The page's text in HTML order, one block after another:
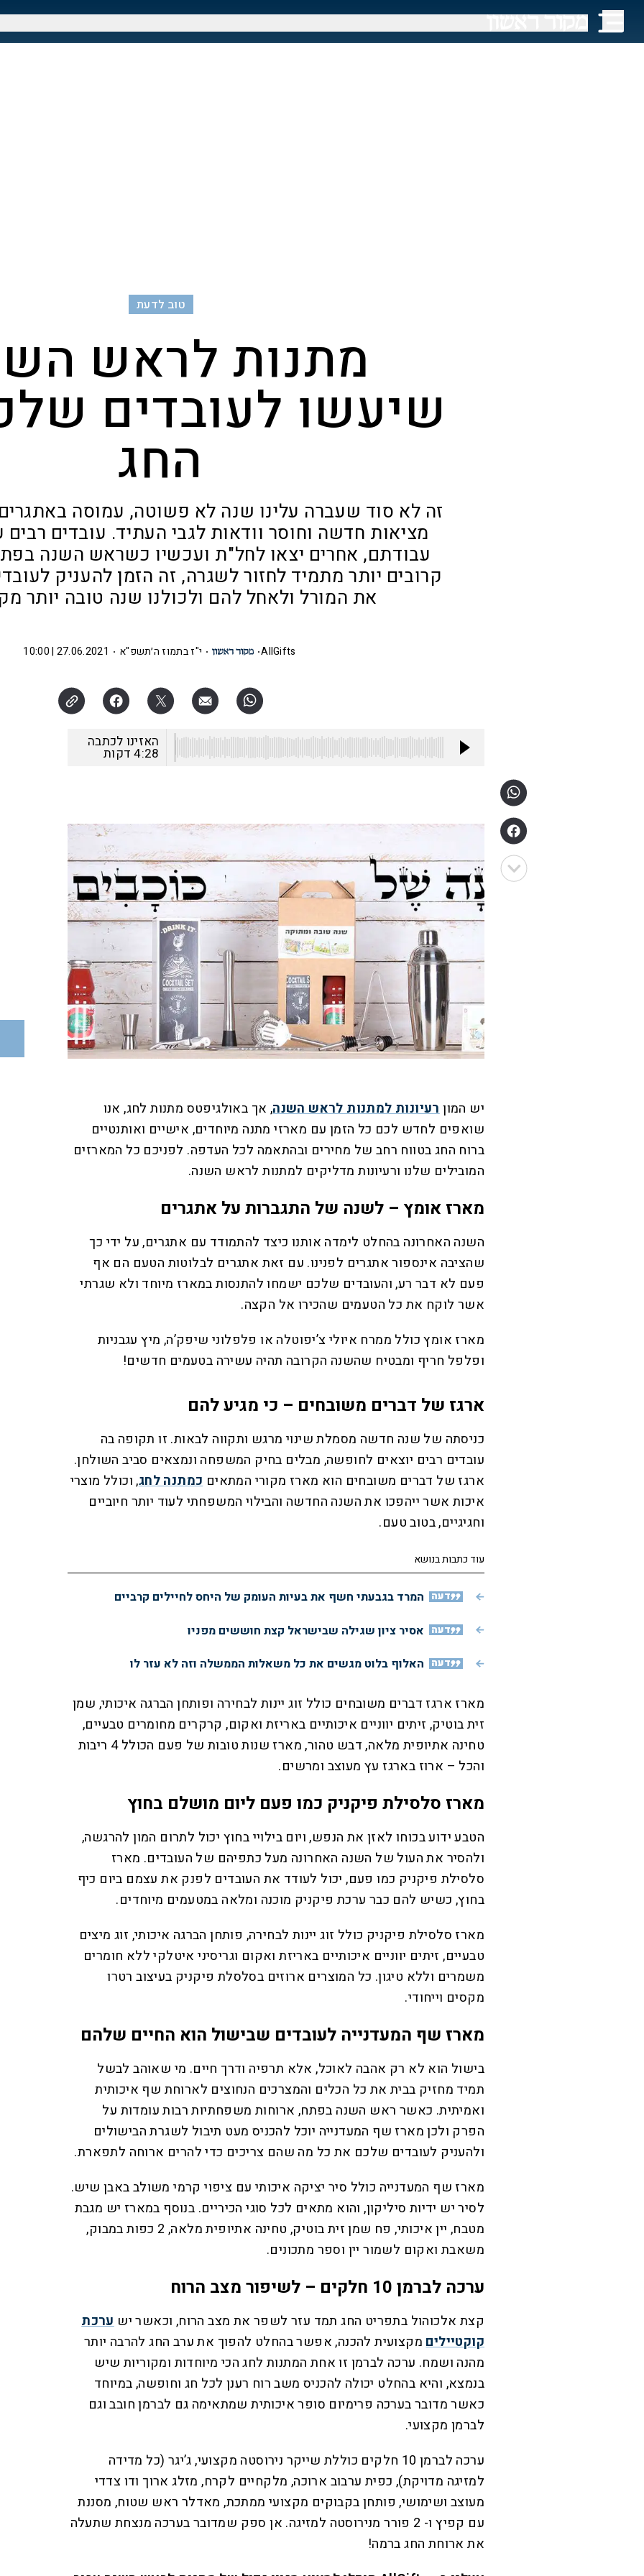
טוב לדעת
מתנות לראש
שיעשו לעובדים
החג
זה לא סוד שעברה עלינו שנה לא פשוטה, עמוסה
מציאות חדשה וחוסר וודאות לגבי העתיד. עובדים
עבודתם, אחרים יצאו לחל"ת ועכשיו כשראש השנה
קרובים יותר מתמיד לחזור לשגרה, זה הזמן להעניק
את המורל ולאחל להם ולכולנו שנה טובה יותר
AllGifts י"ז בתמוז ה׳תשפ"א 27.06.2021 | 10:00
האזינו לכתבה
4:28דקות
יש המוןרעיונות למתנות לראש השנה, אך באולגיפטס מתנות לחג, אנו
שואפים לחדש לכם כל הזמן עם מארזי מתנה מיוחדים, אישיים ואותנטיים
ברוח החג בטווח רחב של מחירים ובהתאמה לכל העדפה. לפניכם כל המארזים
המובילים שלנו ורעיונות מדליקים למתנות לראש השנה.
מארז אומץ – לשנה של התגברות על אתגרים
השנה האחרונה בהחלט לימדה אותנו כיצד להתמודד עם אתגרים, על ידי כך
שהציבה אינספור אתגרים לפנינו. עם זאת אתגרים לבלוטות הטעם הם אף
פעם לא דבר רע, והעובדים שלכם ישמחו להתנסות במארז מיוחד ולא שגרתי
אשר לוקח את כל הטעמים שהכירו אל הקצה.
מארז אומץ כולל ממרח איולי צ’יפוטלה או פלפלוני שיפק’ה, מיץ עגבניות
ופלפל חריף ומבטיח שהשנה הקרובה תהיה עשירה בטעמים חדשים!
ארגז של דברים משובחים – כי מגיע להם
כניסתה של שנה חדשה מסמלת שינוי מרגש ותקווה לבאות. זו תקופה בה
עובדים רבים יוצאים לחופשה, מבלים בחיק המשפחה ונמצאים סביב השולחן.
ארגז של דברים משובחים הוא מארז מקורי המתאיםכמתנה לחג, וכולל מוצרי
איכות אשר ייהפכו את השנה החדשה והבילוי המשפחתי לעוד יותר חיוביים
וחגיגיים, בטוב טעם.
עוד כתבות בנושא
דעה המרד בגבעתי חשף את בעיות העומק של היחס לחיילים קרביים
דעה אסיר ציון שגילה שבישראל קצת חוששים מפניו
דעה האלוף בלוט מגשים את כל משאלות הממשלה וזה לא עזר לו
מארז ארגז דברים משובחים כולל זוג יינות לבחירה ופותחן הברגה איכותי, שמן
זית בוטיק, זיתים יווניים איכותיים באריזת ואקום, קרקרים מחומרים טבעיים,
טחינה אתיופית מלאה, דבש טהור, מארז שנות טובות של פעם הכולל 4 ריבות
והכל – ארוז בארגז עץ מעוצב ומרשים.
מארז סלסילת פיקניק כמו פעם ליום מושלם בחוץ
הטבע ידוע בכוחו לאזן את הנפש, ויום בילויי בחוץ יכול לתרום המון להרגשה,
ולהסיר את העול של השנה האחרונה מעל כתפיהם של העובדים. מארז
סלסילת פיקניק כמו פעם, יכול לעודד את העובדים לפנק את עצמם ביום כיף
בחוץ, כשיש להם כבר ערכת פיקניק מוכנה ומלאה במטעמים מיוחדים.
מארז סלסילת פיקניק כולל זוג יינות לבחירה, פותחן הברגה איכותי, זוג מיצים
טבעיים, זיתים יווניים איכותיים באריזת ואקום וגריסיני איטלקי ללא חומרים
משמרים וללא טיגון. כל המוצרים ארוזים בסלסלת פיקניק בעיצוב רטרו
מקסים וייחודי.
מארז שף המעדנייה לעובדים שבישול הוא החיים שלהם
בישול הוא לא רק אהבה לאוכל, אלא תרפיה ודרך חיים. מי שאוהב לבשל
תמיד מחזיק בבית את כל הכלים והמצרכים הנחוצים לארוחת שף איכותית
ואמיתית. כאשר ראש השנה בפתח, ארוחות משפחתיות רבות עומדות על
הפרק ולכן מארז שף המעדנייה יוכל להכניס מעט תיבול לשגרת הבישולים
ולהעניק לעובדים שלכם את כל מה שהם צריכים כדי להרים ארוחה לתפארת.
מארז שף המעדנייה כולל סיר יציקה איכותי עם ציפוי קרמי משולב באבן שיש.
לסיר יש ידיות סיליקון, והוא מתאים לכל סוגי הכיריים. בנוסף במארז יש מגבת
מטבח, יין איכותי, פח שמן זית בוטיק, טחינה אתיופית מלאה, 2 כפות במבוק,
משאבת ואקום לשמור יין וספר מתכונים.
ערכה לברמן 10 חלקים – לשיפור מצב הרוח
קצת אלכוהול בתפריט החג תמד עזר לשפר את מצב הרוח, וכאשר ישערכת
קוקטייליםמקצועית להכנה, אפשר בהחלט להפוך את ערב החג להרבה יותר
מהנה ושמח. ערכה לברמן זו אחת המתנות לחג הכי מיוחדות ומקוריות שיש
בנמצא, והיא בהחלט יכולה להכניס משב רוח רענן לכל חג וחופשה, במיוחד
כאשר מדובר בערכה פרימיום סופר איכותית שמתאימה גם לברמן חובב וגם
לברמן מקצועי.
ערכה לברמן 10 חלקים כוללת שייקר נירוסטה מקצועי, ג’יגר (כל מדידה
למזיגה מדויקת), כפית ערבוב ארוכה, מלקחיים לקרח, מזלג ארוך ודו צדדי
מעוצב ושימושי, פותחן בקבוקים מקצועי ממתכת, מאדלר ראש שטוח, מסננת
עם קפיץ ו- 2 פורר מנירוסטה למזיגה. אן ספק שמדובר בערכה מנצחת שתעלה
את ארוחת החג ברמה!